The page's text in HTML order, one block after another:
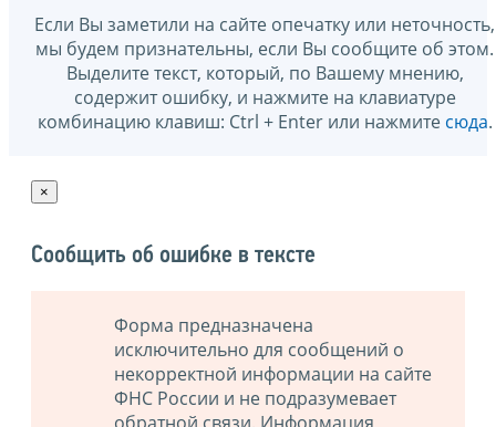
Если Вы заметили на сайте опечатку или неточность,
мы будем признательны, если Вы сообщите об этом.
Выделите текст, который, по Вашему мнению,
содержит ошибку, и нажмите на клавиатуре
комбинацию клавиш: Ctrl + Enter или нажмите сюда.
×
Сообщить об ошибке в тексте
Форма предназначена
исключительно для сообщений о
некорректной информации на сайте
ФНС России и не подразумевает